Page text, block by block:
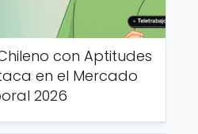
con Aptitudes
en el Mercado
2026